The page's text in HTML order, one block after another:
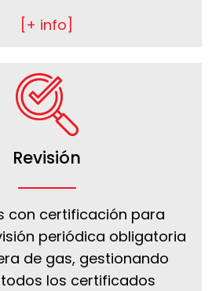
[+ info]
Revisión
con certificación para
periódica obligatoria
de gas, gestionando
los certificados